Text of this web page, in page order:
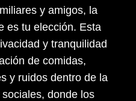
y amigos, la
es tu elección. Esta
y tranquilidad
de comidas,
y ruidos dentro de la
donde los